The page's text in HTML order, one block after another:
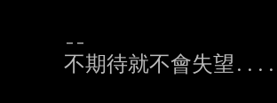
--
不期待就不會失望